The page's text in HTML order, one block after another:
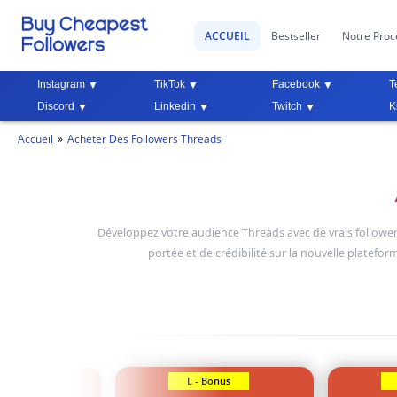
ACCUEIL Bestseller Notre
Instagram TikTok Facebook
Discord
Linkedin Twitch
Accueil Acheter Des Followers Threads
Développez votre audience Threads avec de vrais
portée et de crédibilité sur la nouvelle
L - Bonus